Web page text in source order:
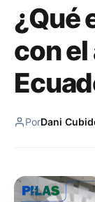
¿Qué
con
PorDani